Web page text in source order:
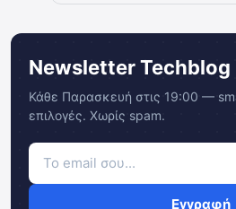
Newsletter Techblog
Κάθε Παρασκευή στις 19:00 —
επιλογές. Χωρίς spam.
Εγγραφή